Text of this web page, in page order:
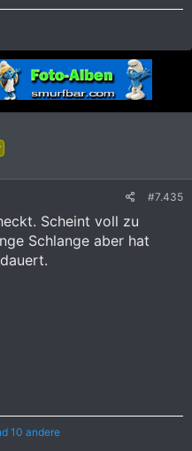
#7.435
Scheint voll zu
Schlange aber hat
10 andere